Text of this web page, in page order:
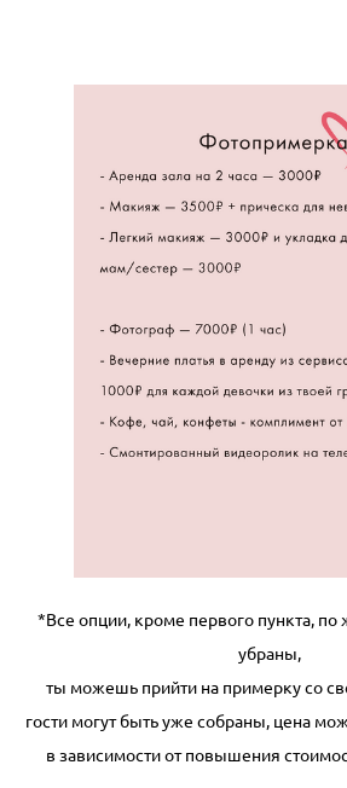
*Все опции, кроме первого пункта,
убраны,
ты можешь прийти на примерку со
гости могут быть уже собраны, цена
в зависимости от повышения